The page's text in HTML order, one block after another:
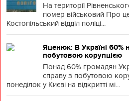
На території
помер військовий Про
Костопільський відділ поліці...
Яценюк: В Україні 60%
побутовою корупцією
Понад 60% громадян
справу з побутовою
понеділок у Києві на відкритті мі...